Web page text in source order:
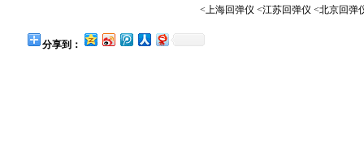
<上海回弹仪 <江苏回弹仪 <北京回弹
分享到：